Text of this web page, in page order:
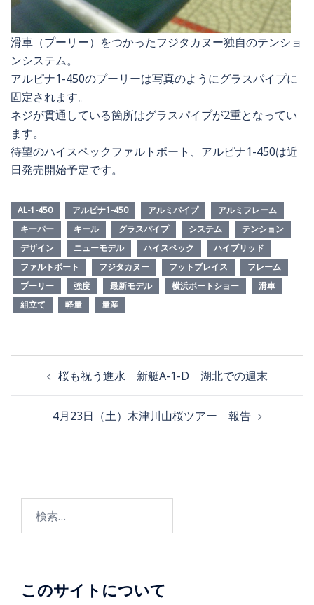
滑車（プーリー）をつかったフジタカヌー独自のテンショ
ンシステム。
アルピナ1-450のプーリーは写真のようにグラスパイプに
固定されます。
ネジが貫通している箇所はグラスパイプが2重となってい
ます。
待望のハイスペックファルトボート、アルピナ1-450は近
日発売開始予定です。
AL-1-450 アルピナ1-450 アルミパイプ
アルミフレーム
キーパー
キール グラスパイプ システム
テンション
デザイン
ニューモデル ハイスペック
ハイブリッド
ファルトボート
フジタカヌー フットブレイス
フレーム
プーリー
強度 最新モデル 横浜ボートショー
滑車
組立て
軽量 量産
桜も祝う進水 新艇A-1-D 湖北での週末
4月23日（土）木津川山桜ツアー 報告
このサイトについて